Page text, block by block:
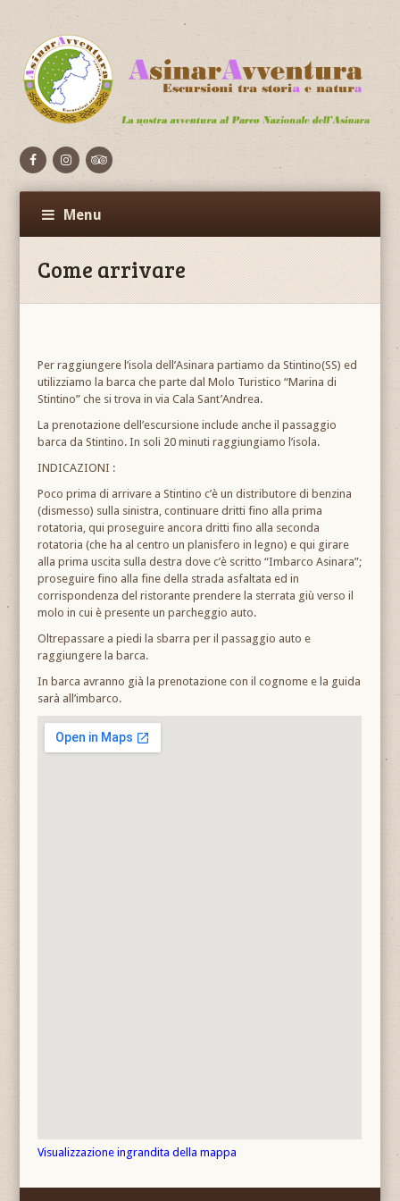
FacebookFlickr
Menu
Come arrivare
Per raggiungere l’isola dell’Asinara partiamo da Stintino(SS) ed
utilizziamo la barca che parte dal Molo Turistico “Marina di
Stintino” che si trova in via Cala Sant’Andrea.
La prenotazione dell’escursione include anche il passaggio
barca da Stintino. In soli 20 minuti raggiungiamo l’isola.
INDICAZIONI :
Poco prima di arrivare a Stintino c’è un distributore di benzina
(dismesso) sulla sinistra, continuare dritti fino alla prima
rotatoria, qui proseguire ancora dritti fino alla seconda
rotatoria (che ha al centro un planisfero in legno) e qui girare
alla prima uscita sulla destra dove c’è scritto “Imbarco Asinara”;
proseguire fino alla fine della strada asfaltata ed in
corrispondenza del ristorante prendere la sterrata giù verso il
molo in cui è presente un parcheggio auto.
Oltrepassare a piedi la sbarra per il passaggio auto e
raggiungere la barca.
In barca avranno già la prenotazione con il cognome e la guida
sarà all’imbarco.
Visualizzazione ingrandita della mappa